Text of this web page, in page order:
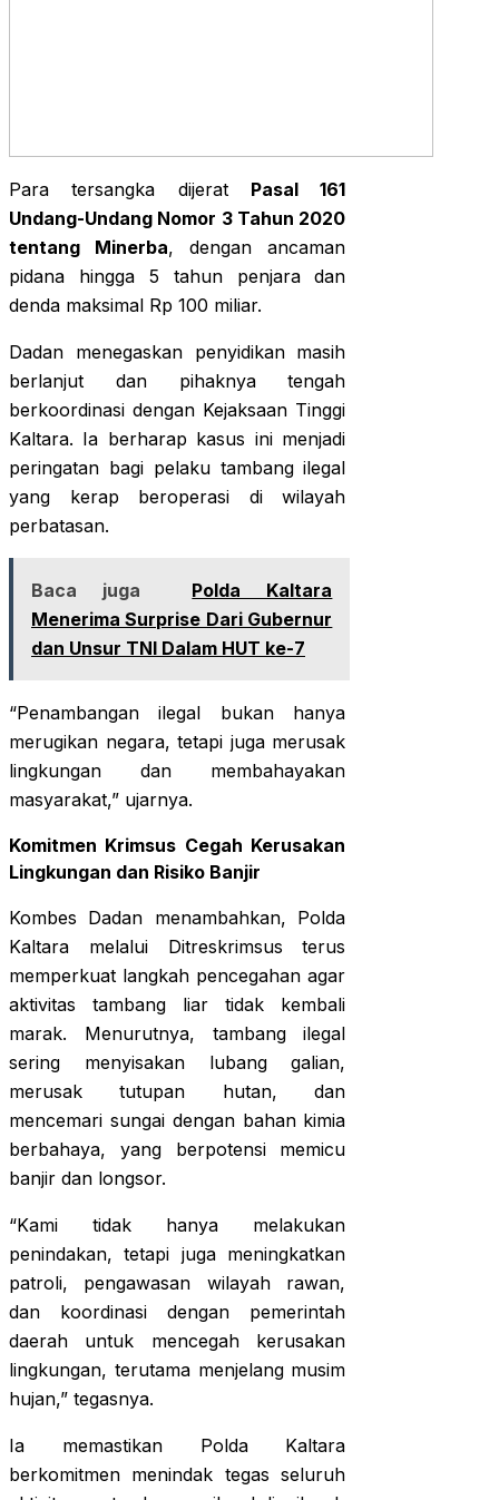
Para tersangka dijerat Pasal 161
Undang-Undang Nomor 3 Tahun 2020
tentang Minerba, dengan ancaman
pidana hingga 5 tahun penjara dan
denda maksimal Rp 100 miliar.
Dadan menegaskan penyidikan masih
berlanjut dan pihaknya tengah
berkoordinasi dengan Kejaksaan Tinggi
Kaltara. Ia berharap kasus ini menjadi
peringatan bagi pelaku tambang ilegal
yang kerap beroperasi di wilayah
perbatasan.
Baca juga
Polda Kaltara
Menerima Surprise Dari Gubernur
dan Unsur TNI Dalam HUT ke-7
“Penambangan ilegal bukan hanya
merugikan negara, tetapi juga merusak
lingkungan dan membahayakan
masyarakat,” ujarnya.
Komitmen Krimsus Cegah Kerusakan
Lingkungan dan Risiko Banjir
Kombes Dadan menambahkan, Polda
Kaltara melalui Ditreskrimsus terus
memperkuat langkah pencegahan agar
aktivitas tambang liar tidak kembali
marak. Menurutnya, tambang ilegal
sering menyisakan lubang galian,
merusak tutupan hutan, dan
mencemari sungai dengan bahan kimia
berbahaya, yang berpotensi memicu
banjir dan longsor.
“Kami tidak hanya melakukan
penindakan, tetapi juga meningkatkan
patroli, pengawasan wilayah rawan,
dan koordinasi dengan pemerintah
daerah untuk mencegah kerusakan
lingkungan, terutama menjelang musim
hujan,” tegasnya.
Ia memastikan Polda Kaltara
berkomitmen menindak tegas seluruh